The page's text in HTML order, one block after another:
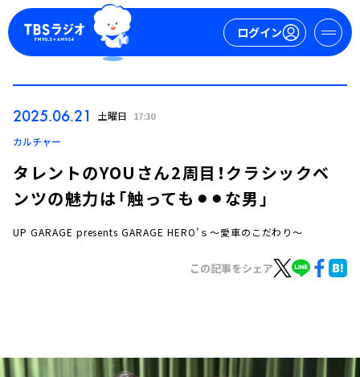
ログイン
2025.06.21 土曜日 17:30
カルチャー
タレントのYOUさん2周目！クラシックベ
ンツの魅力は「触っても⚫︎⚫︎な男」
UP GARAGE presents GARAGE HERO’ｓ～愛車のこだわり～
この記事をシェア